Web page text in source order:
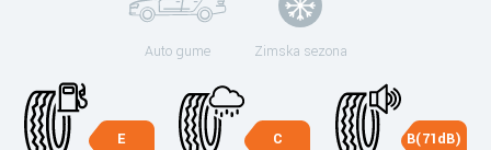
Auto gume Zimska sezona
E C B(71dB)